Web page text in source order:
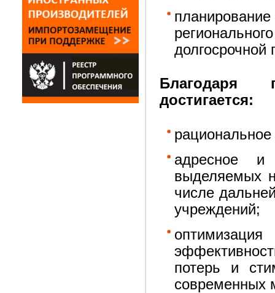
долгосрочной
Благодаря
достигается:
адресное и
выделяемых
числе
учреждений;
потерь и
современных